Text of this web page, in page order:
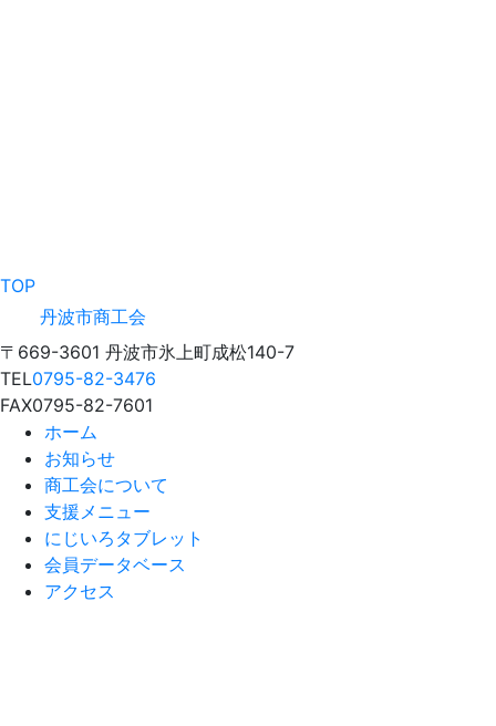
TOP
丹波市商工会
〒669-3601 丹波市氷上町成松140-7
TEL0795-82-3476
FAX0795-82-7601
ホーム
お知らせ
商工会について
支援メニュー
にじいろタブレット
会員データベース
アクセス